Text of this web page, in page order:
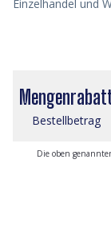
Einzelhandel und
Bestellbetrag
Die oben